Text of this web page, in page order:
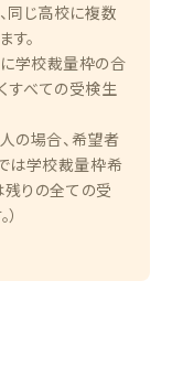
同じ高校に複数
。
学校裁量枠の合
すべての受検生
の場合、希望者
は学校裁量枠希
りの全ての受